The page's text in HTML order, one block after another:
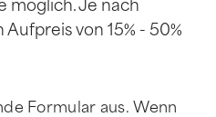
möglich. Je nach
von 15% - 50%
Formular aus. Wenn